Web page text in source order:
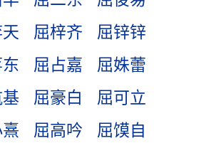
屈梓齐
屈锌锌
屈占嘉
屈姝蕾
屈豪白
屈可立
屈高吟
屈馍自